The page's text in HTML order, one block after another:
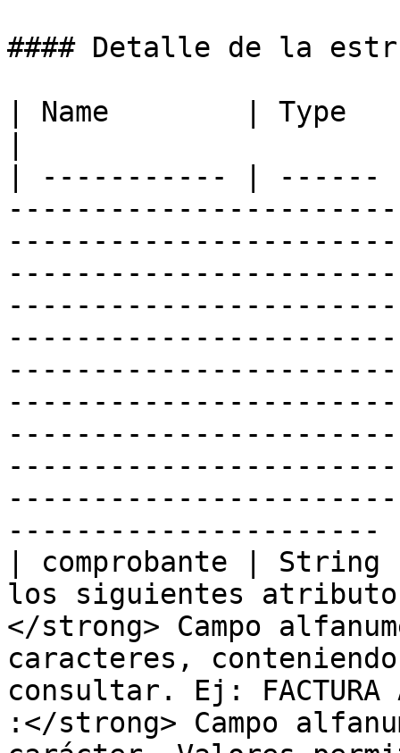
#### Detalle de la
| Name        | Type
| ----------- | ------
----------------------
| comprobante | String
los siguientes
</strong> Campo
caracteres,
consultar. Ej: FACTURA
:</strong> Campo